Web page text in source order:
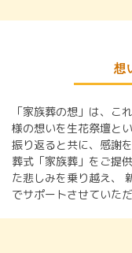
想
「家族葬の想」は、こ
様の想いを生花祭壇と
振り返ると共に、感謝を
葬式「家族葬」をご提
た悲しみを乗り越え、
でサポートさせていただ